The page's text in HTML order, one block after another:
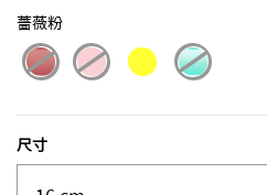
薔薇粉
尺寸